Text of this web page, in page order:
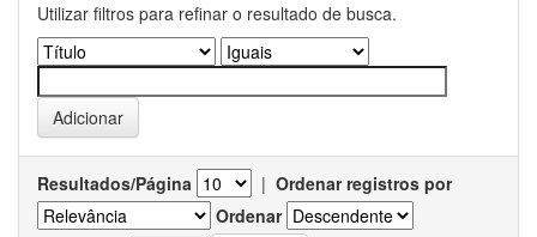
Utilizar filtros para refinar o resultado de busca.
Resultados/Página | Ordenar registros por
Ordenar